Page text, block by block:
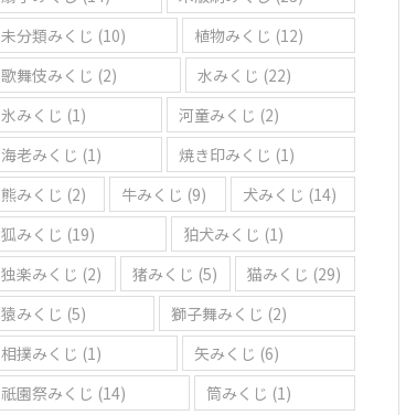
未分類みくじ (10) 植物みくじ (12)
歌舞伎みくじ (2) 水みくじ (22)
氷みくじ (1) 河童みくじ (2)
海老みくじ (1) 焼き印みくじ (1)
熊みくじ (2) 牛みくじ (9) 犬みくじ (14)
狐みくじ (19) 狛犬みくじ (1)
独楽みくじ (2) 猪みくじ (5) 猫みくじ (29)
猿みくじ (5) 獅子舞みくじ (2)
相撲みくじ (1) 矢みくじ (6)
祇園祭みくじ (14) 筒みくじ (1)